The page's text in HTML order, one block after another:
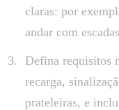
claras: por
andar com
Defina requisitos
recarga,
prateleiras, e